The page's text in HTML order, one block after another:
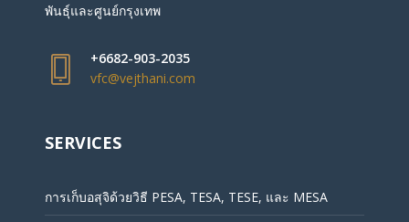
พันธุ์และศูนย์กรุงเทพ
+6682-903-2035
vfc@vejthani.com
SERVICES
การเก็บอสุจิด้วยวิธี PESA, TESA, TESE, และ MESA